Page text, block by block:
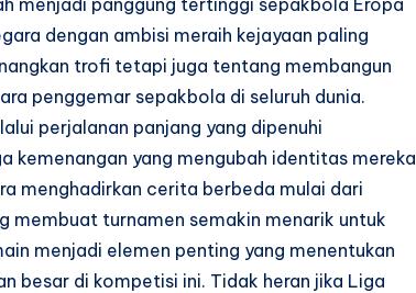
menjadi panggung tertinggi sepakbola Eropa
dengan ambisi meraih kejayaan paling
trofi tetapi juga tentang membangun
penggemar sepakbola di seluruh dunia.
perjalanan panjang yang dipenuhi
kemenangan yang mengubah identitas mereka
menghadirkan cerita berbeda mulai dari
membuat turnamen semakin menarik untuk
menjadi elemen penting yang menentukan
besar di kompetisi ini. Tidak heran jika Liga